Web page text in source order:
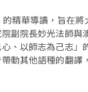
精華導讀，旨在
副院長妙光法師與
、以師志為己志
動其他語種的翻